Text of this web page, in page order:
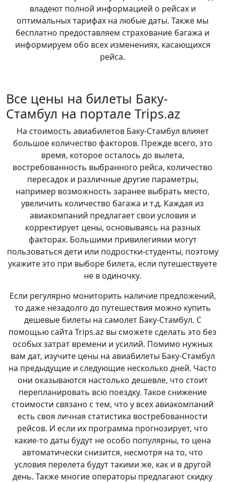
владеют полной информацией о рейсах и
оптимальных тарифах на любые даты. Также мы
бесплатно предоставляем страхование багажа и
информируем обо всех изменениях, касающихся
рейса.
Все цены на билеты Баку-
Стамбул на портале Trips.az
На стоимость авиабилетов Баку-Стамбул влияет
большое количество факторов. Прежде всего, это
время, которое осталось до вылета,
востребованность выбранного рейса, количество
пересадок и различные другие параметры,
например возможность заранее выбрать место,
увеличить количество багажа и т.д. Каждая из
авиакомпаний предлагает свои условия и
корректирует цены, основываясь на разных
факторах. Большими привилегиями могут
пользоваться дети или подростки-студенты, поэтому
укажите это при выборе билета, если путешествуете
не в одиночку.
Если регулярно мониторить наличие предложений,
то даже незадолго до путешествия можно купить
дешевые билеты на самолет Баку-Стамбул. С
помощью сайта Trips.az вы сможете сделать это без
особых затрат времени и усилий. Помимо нужных
вам дат, изучите цены на авиабилеты Баку-Стамбул
на предыдущие и следующие несколько дней. Часто
они оказываются настолько дешевле, что стоит
перепланировать всю поездку. Такое снижение
стоимости связано с тем, что у всех авиакомпаний
есть своя личная статистика востребованности
рейсов. И если их программа прогнозирует, что
какие-то даты будут не особо популярны, то цена
автоматически снизится, несмотря на то, что
условия перелета будут такими же, как и в другой
день. Также многие операторы предлагают скидку